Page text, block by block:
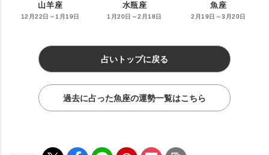
山羊座
12月22日～1月19日
水瓶座
1月20日～2月18日
魚座
2月19日～3月20日
占いトップに戻る
過去に占った魚座の運勢一覧はこちら